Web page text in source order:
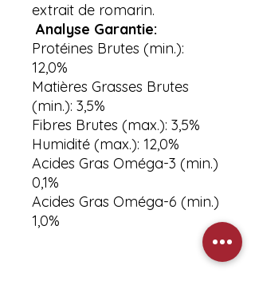
extrait de romarin.
Analyse Garantie:
Protéines Brutes (min.):
12,0%
Matières Grasses Brutes
(min.): 3,5%
Fibres Brutes (max.): 3,5%
Humidité (max.): 12,0%
Acides Gras Oméga-3 (min.)
0,1%
Acides Gras Oméga-6 (min.)
1,0%